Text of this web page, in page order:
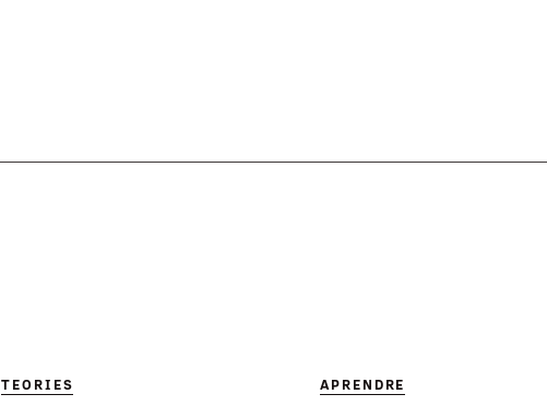
TEORIES APRENDRE